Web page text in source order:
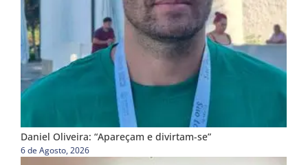
Daniel Oliveira: “Apareçam e divirtam-se”
6 de Agosto, 2026